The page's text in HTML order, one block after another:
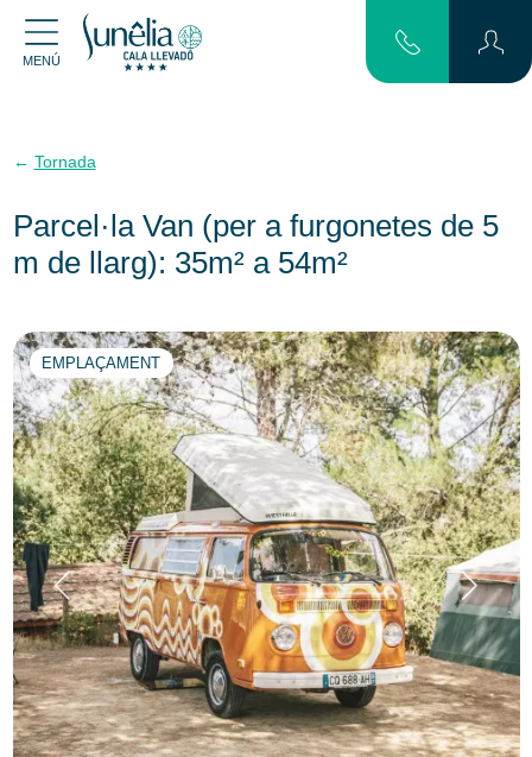
MENÚ
Tornada
Parcel·la Van (per a furgonetes de 5
m de llarg): 35m² a 54m²
EMPLAÇAMENT